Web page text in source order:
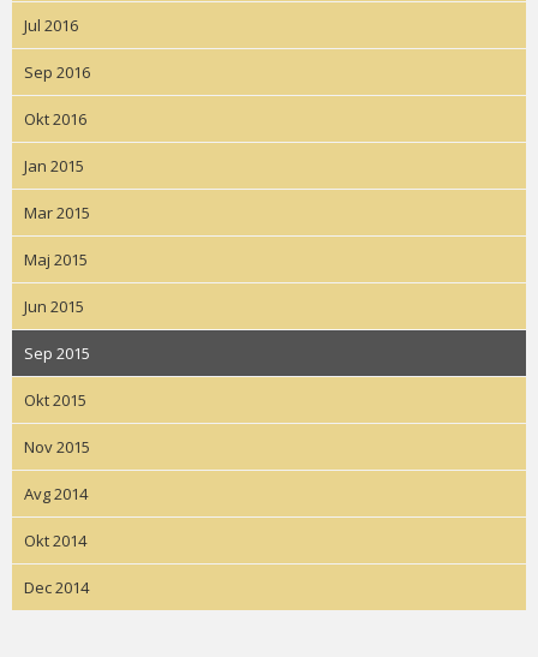
Jul 2016
Sep 2016
Okt 2016
Jan 2015
Mar 2015
Maj 2015
Jun 2015
Sep 2015
Okt 2015
Nov 2015
Avg 2014
Okt 2014
Dec 2014